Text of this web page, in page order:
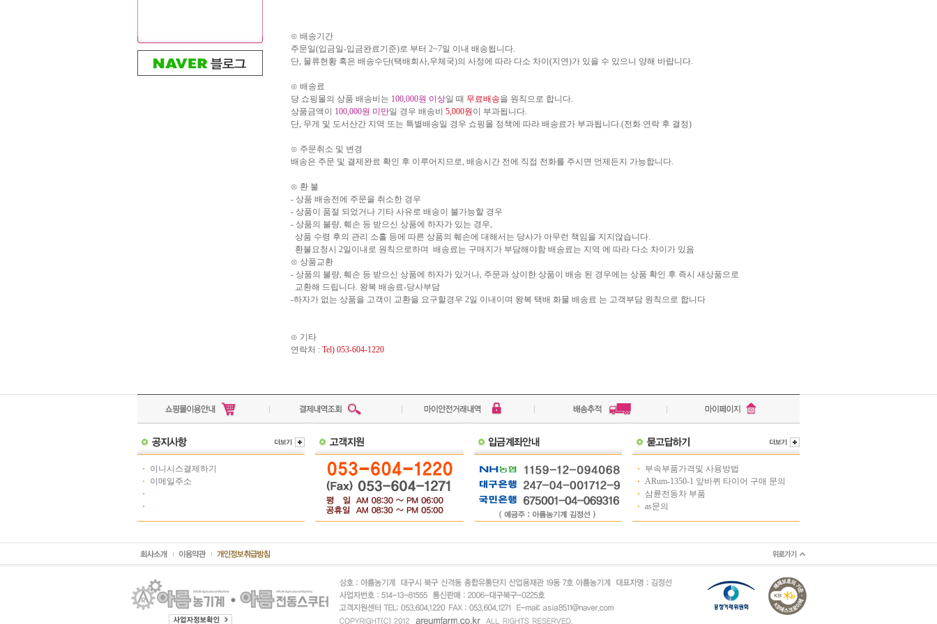
⊙ 배송기간
주문일(입금일-입금완료기준)로 부터 2~7일 이내 배송됩니다.
단, 물류현황 혹은 배송수단(택배회사,우체국)의 사정에 따라 다소 차이(지연)가 있을 수 있으니 양해 바랍니다.
⊙ 배송료
당 쇼핑몰의 상품 배송비는 100,000원 이상일 때 무료배송을 원칙으로 합니다.
상품금액이 100,000원 미만일 경우 배송비 5,000원 이 부과됩니다.
단, 무게 및 도서산간 지역 또는 특별배송일 경우 쇼핑몰 정책에 따라 배송료가 부과됩니다.(전화 연락 후 결정)
⊙ 주문취소 및 변경
배송은 주문 및 결제완료 확인 후 이루어지므로, 배송시간 전에 직접 전화를 주시면 언제든지 가능합니다.
⊙ 환 불
- 상품 배송전에 주문을 취소한 경우
- 상품이 품절 되었거나 기타 사유로 배송이 불가능할 경우
- 상품의 불량, 훼손 등 받으신 상품에 하자가 있는 경우,
상품 수령 후의 관리 소홀 등에 따른 상품의 훼손에 대해서는 당사가 아무런 책임을 지지않습니다.
환불요청시 2일이내로 원칙으로하며 배송료는 구매지가 부담해야함 배송료는 지역 에 따라 다소 차이가 있음
⊙ 상품교환
- 상품의 불량, 훼손 등 받으신 상품에 하자가 있거나, 주문과 상이한 상품이 배송 된 경우에는 상품 확인 후 즉시 새상품으로
교환해 드립니다. 왕복 배송료-당사부담
-하자가 없는 상품을 고객이 교환을 요구할경우 2일 이내이며 왕복 택배 화물 배송료 는 고객부담 원칙으로 합니다
⊙ 기타
연락처 : Tel) 053-604-1220
이니시스결제하기
이메일주소
부속부품가격및 사용방법
ARum-1350-1 앞바퀴 타이어 구매 문의
삼륜전동차 부품
as문의